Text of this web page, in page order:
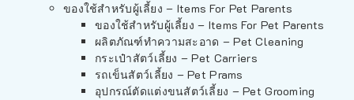
ของใช้สำหรับผู้เลี้ยง – Items For Pet Parents
ของใช้สำหรับผู้เลี้ยง – Items For Pet Parents
ผลิตภัณฑ์ทำความสะอาด – Pet Cleaning
กระเป๋าสัตว์เลี้ยง – Pet Carriers
รถเข็นสัตว์เลี้ยง – Pet Prams
อุปกรณ์ตัดแต่งขนสัตว์เลี้ยง – Pet Grooming